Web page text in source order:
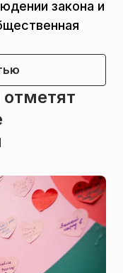
закона и